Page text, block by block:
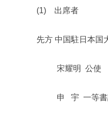
(1) 出席者
先方 中国駐日本国
宋耀明 公使
申 宇 一等書